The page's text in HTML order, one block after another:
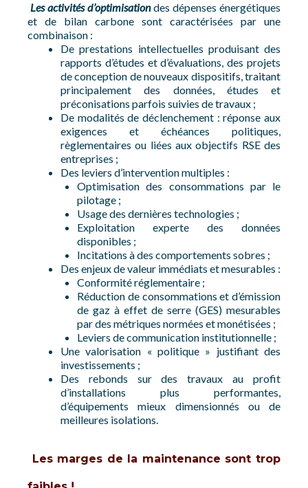
Les activités d’optimisationdes dépenses énergétiques
et de bilan carbone sont caractérisées par une
combinaison :
De prestations intellectuelles produisant des
rapports d’études et d’évaluations, des projets
de conception de nouveaux dispositifs, traitant
principalement des données, études et
préconisations parfois suivies de travaux ;
De modalités de déclenchement : réponse aux
exigences et échéances politiques,
règlementaires ou liées aux objectifs RSE des
entreprises ;
Des leviers d’intervention multiples :
Optimisation des consommations par le
pilotage ;
Usage des dernières technologies ;
Exploitation experte des données
disponibles ;
Incitations à des comportements sobres ;
Des enjeux de valeur immédiats et mesurables :
Conformité réglementaire ;
Réduction de consommations et d’émission
de gaz à effet de serre (GES) mesurables
par des métriques normées et monétisées ;
Leviers de communication institutionnelle ;
Une valorisation « politique » justifiant des
investissements ;
Des rebonds sur des travaux au profit
d’installations plus performantes,
d’équipements mieux dimensionnés ou de
meilleures isolations.
Les marges de la maintenance sont trop